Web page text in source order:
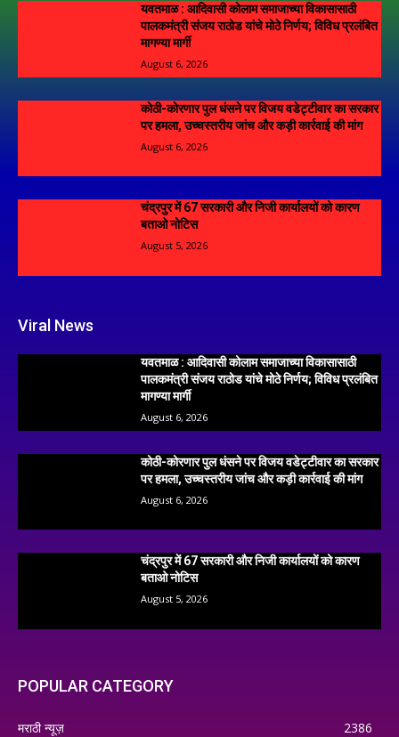
यवतमाळ : आदिवासी कोलाम समाजाच्या विकासासाठी
पालकमंत्री संजय राठोड यांचे मोठे निर्णय; विविध प्रलंबित
मागण्या मार्गी
August 6, 2026
कोठी-कोरणार पुल धंसने पर विजय वडेट्टीवार का सरकार
पर हमला, उच्चस्तरीय जांच और कड़ी कार्रवाई की मांग
August 6, 2026
चंद्रपुर में 67 सरकारी और निजी कार्यालयों को कारण
बताओ नोटिस
August 5, 2026
Viral News
यवतमाळ : आदिवासी कोलाम समाजाच्या विकासासाठी
पालकमंत्री संजय राठोड यांचे मोठे निर्णय; विविध प्रलंबित
मागण्या मार्गी
August 6, 2026
कोठी-कोरणार पुल धंसने पर विजय वडेट्टीवार का सरकार
पर हमला, उच्चस्तरीय जांच और कड़ी कार्रवाई की मांग
August 6, 2026
चंद्रपुर में 67 सरकारी और निजी कार्यालयों को कारण
बताओ नोटिस
August 5, 2026
POPULAR CATEGORY
मराठी न्यूज़
2386